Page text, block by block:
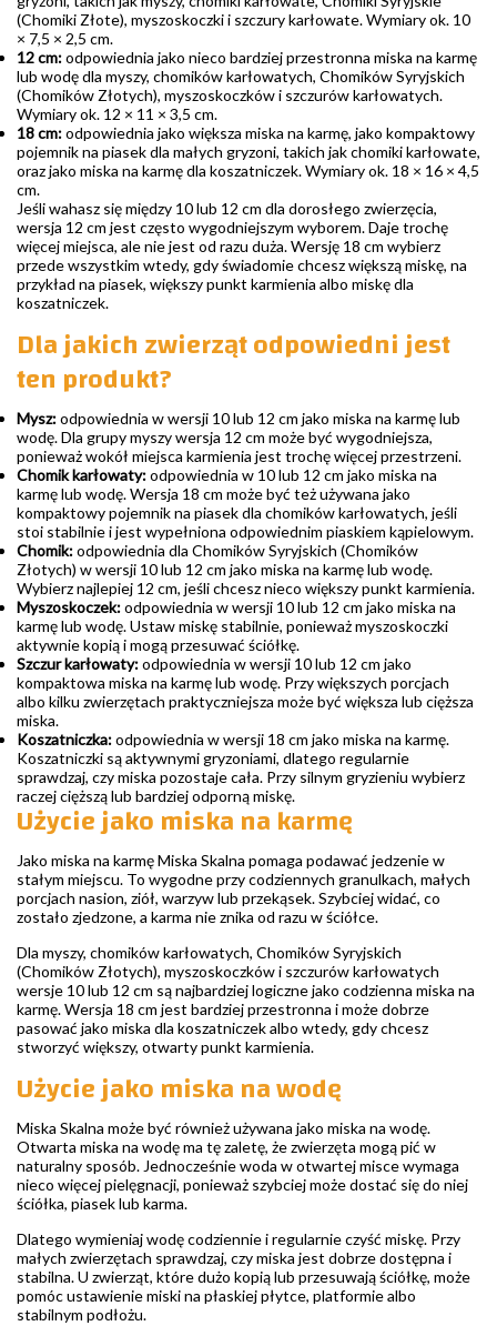
(Chomiki Złote), myszoskoczki i szczury karłowate. Wymiary ok. 10
× 7,5 × 2,5 cm.
12 cm:odpowiednia jako nieco bardziej przestronna miska na karmę
lub wodę dla myszy, chomików karłowatych, Chomików Syryjskich
(Chomików Złotych), myszoskoczków i szczurów karłowatych.
Wymiary ok. 12 × 11 × 3,5 cm.
18 cm:odpowiednia jako większa miska na karmę, jako kompaktowy
pojemnik na piasek dla małych gryzoni, takich jak chomiki karłowate,
oraz jako miska na karmę dla koszatniczek. Wymiary ok. 18 × 16 × 4,5
cm.
Jeśli wahasz się między 10 lub 12 cm dla dorosłego zwierzęcia,
wersja 12 cm jest często wygodniejszym wyborem. Daje trochę
więcej miejsca, ale nie jest od razu duża. Wersję 18 cm wybierz
przede wszystkim wtedy, gdy świadomie chcesz większą miskę, na
przykład na piasek, większy punkt karmienia albo miskę dla
koszatniczek.
Dla jakich zwierząt odpowiedni jest
ten produkt?
Mysz:odpowiednia w wersji 10 lub 12 cm jako miska na karmę lub
wodę. Dla grupy myszy wersja 12 cm może być wygodniejsza,
ponieważ wokół miejsca karmienia jest trochę więcej przestrzeni.
Chomik karłowaty:odpowiednia w 10 lub 12 cm jako miska na
karmę lub wodę. Wersja 18 cm może być też używana jako
kompaktowy pojemnik na piasek dla chomików karłowatych, jeśli
stoi stabilnie i jest wypełniona odpowiednim piaskiem kąpielowym.
Chomik:odpowiednia dla Chomików Syryjskich (Chomików
Złotych) w wersji 10 lub 12 cm jako miska na karmę lub wodę.
Wybierz najlepiej 12 cm, jeśli chcesz nieco większy punkt karmienia.
Myszoskoczek:odpowiednia w wersji 10 lub 12 cm jako miska na
karmę lub wodę. Ustaw miskę stabilnie, ponieważ myszoskoczki
aktywnie kopią i mogą przesuwać ściółkę.
Szczur karłowaty:odpowiednia w wersji 10 lub 12 cm jako
kompaktowa miska na karmę lub wodę. Przy większych porcjach
albo kilku zwierzętach praktyczniejsza może być większa lub cięższa
miska.
Koszatniczka:odpowiednia w wersji 18 cm jako miska na karmę.
Koszatniczki są aktywnymi gryzoniami, dlatego regularnie
sprawdzaj, czy miska pozostaje cała. Przy silnym gryzieniu wybierz
raczej cięższą lub bardziej odporną miskę.
Użycie jako miska na karmę
Jako miska na karmę Miska Skalna pomaga podawać jedzenie w
stałym miejscu. To wygodne przy codziennych granulkach, małych
porcjach nasion, ziół, warzyw lub przekąsek. Szybciej widać, co
zostało zjedzone, a karma nie znika od razu w ściółce.
Dla myszy, chomików karłowatych, Chomików Syryjskich
(Chomików Złotych), myszoskoczków i szczurów karłowatych
wersje 10 lub 12 cm są najbardziej logiczne jako codzienna miska na
karmę. Wersja 18 cm jest bardziej przestronna i może dobrze
pasować jako miska dla koszatniczek albo wtedy, gdy chcesz
stworzyć większy, otwarty punkt karmienia.
Użycie jako miska na wodę
Miska Skalna może być również używana jako miska na wodę.
Otwarta miska na wodę ma tę zaletę, że zwierzęta mogą pić w
naturalny sposób. Jednocześnie woda w otwartej misce wymaga
nieco więcej pielęgnacji, ponieważ szybciej może dostać się do niej
ściółka, piasek lub karma.
Dlatego wymieniaj wodę codziennie i regularnie czyść miskę. Przy
małych zwierzętach sprawdzaj, czy miska jest dobrze dostępna i
stabilna. U zwierząt, które dużo kopią lub przesuwają ściółkę, może
pomóc ustawienie miski na płaskiej płytce, platformie albo
stabilnym podłożu.